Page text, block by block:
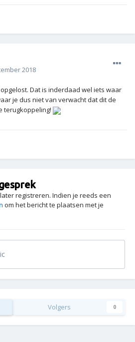
2018
Dat is inderdaad wel iets waar
je dus niet van verwacht dat dit de
terugkoppeling!
registreren. Indien je reeds een
om het bericht te plaatsen met je
Volgers 0